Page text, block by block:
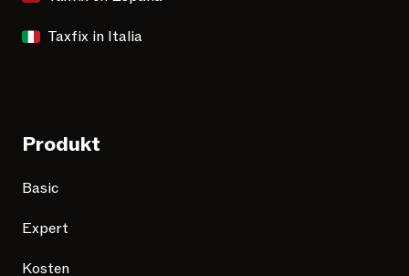
Taxfix in Italia
Produkt
Basic
Expert
Kosten